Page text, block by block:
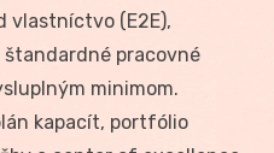
vlastníctvo (E2E),
pracovné
minimom.
kapacít, portfólio